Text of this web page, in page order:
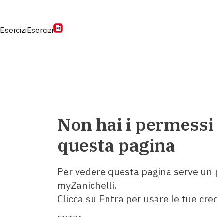
EserciziEsercizi
Non hai i
questa pagina
Per vedere questa pagina serve un
myZanichelli.
Clicca su Entra per usare le tue